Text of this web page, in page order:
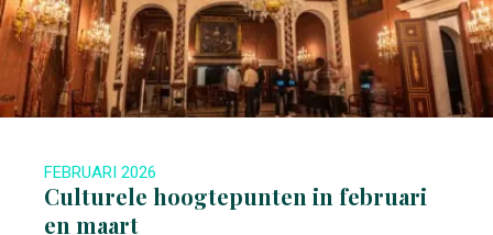
FEBRUARI 2026
Culturele hoogtepunten in februari
en maart